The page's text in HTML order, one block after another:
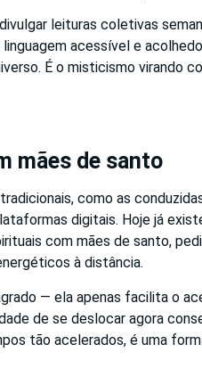
leituras coletivas
acessível e
É o misticismo virando
mães de santo
como as
digitais. Hoje já
com mães de santo,
à distância.
— ela apenas facilita o
de se deslocar agora
tão acelerados, é uma